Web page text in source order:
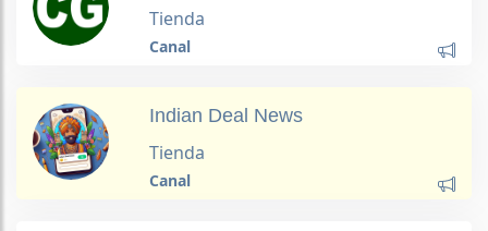
Tienda
Canal
Indian Deal News
Tienda
Canal